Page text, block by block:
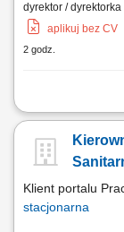
dyrektor / dyrektorka
aplikuj bez CV
2 godz.
Zakres
aktualną podstawą
rekrutacja
Klient portalu
stacjonarna